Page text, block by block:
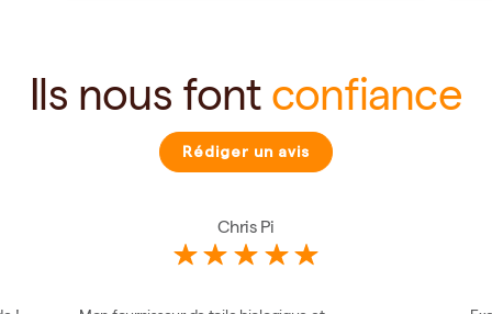
Ils nous font confiance
Rédiger un avis
Chris Pi